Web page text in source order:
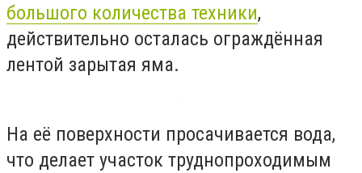
большого количества техники,
действительно осталась ограждённая
лентой зарытая яма.
На её поверхности просачивается вода,
что делает участок труднопроходимым